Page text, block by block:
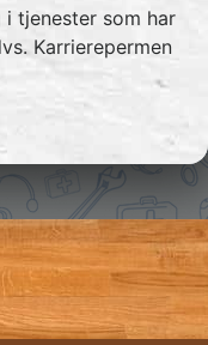
i tjenester som har
Karrierepermen